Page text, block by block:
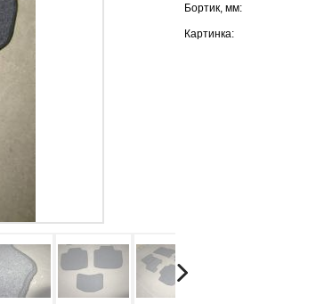
Бортик, мм:
Картинка: